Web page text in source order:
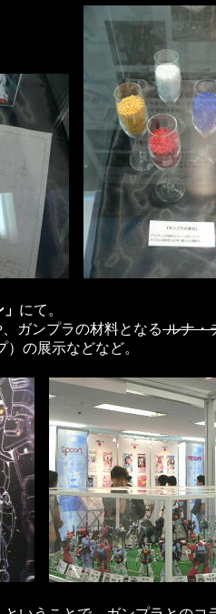
にて。
ガンプラの材料となる ルナ・
の展示などなど。